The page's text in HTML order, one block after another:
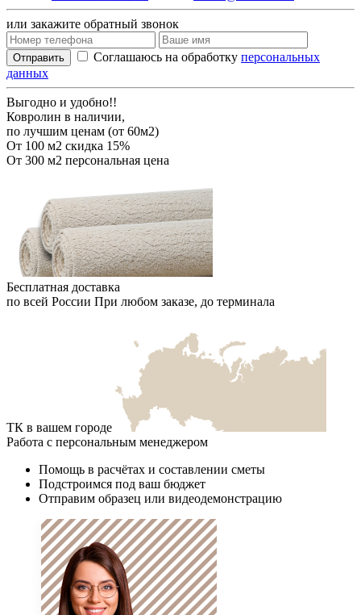
или закажите обратный звонок
Отправить Соглашаюсь на обработку персональных
данных
Выгодно и удобно!!
Ковролин в наличии,
по лучшим ценам (от 60м2)
От 100 м2 скидка 15%
От 300 м2 персональная цена
Бесплатная доставка
по всей России При любом заказе, до терминала
ТК в вашем городе
Работа с персональным менеджером
Помощь в расчётах и составлении сметы
Подстроимся под ваш бюджет
Отправим образец или видеодемонстрацию